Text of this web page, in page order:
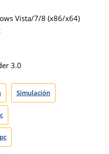
Vista/7/8 (x86/x64)
3.0
Simulación